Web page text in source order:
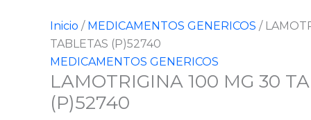
Inicio / MEDICAMENTOS GENERICOS /
TABLETAS (P)52740
MEDICAMENTOS GENERICOS
LAMOTRIGINA 100 MG 30
(P)52740